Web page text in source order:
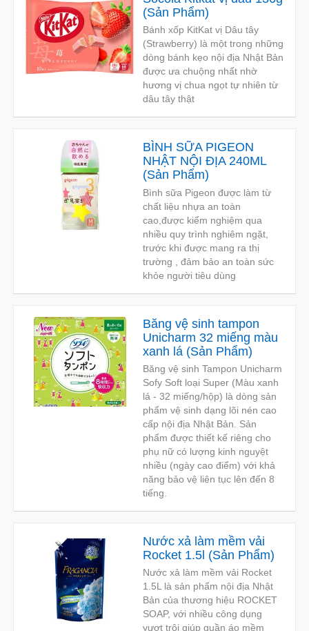
(Sản Phẩm)
Bánh xốp KitKat vị Dâu tây
(Strawberry) là một trong những
dòng bánh kẹo nội địa Nhật Bản
được ưa chuộng nhất nhờ
hương vị chua ngọt tự nhiên từ
dâu tây thật
BÌNH SỮA PIGEON
NHẬT NỘI ĐỊA 240ML
(Sản Phẩm)
Bình sữa Pigeon được làm từ
chất liệu nhựa an toàn
cao,được kiểm nghiệm qua
nhiều quy trình nghiêm ngặt,
trước khi được mang ra thị
trường , đảm bảo an toàn sức
khỏe người tiêu dùng
Băng vệ sinh tampon
Unicharm 32 miếng màu
xanh lá (Sản Phẩm)
Băng vệ sinh Tampon Unicharm
Sofy Soft loại Super (Màu xanh
lá - 32 miếng/hộp) là dòng sản
phẩm vệ sinh dạng lõi nén cao
cấp nội địa Nhật Bản. Sản
phẩm được thiết kế riêng cho
phụ nữ có lượng kinh nguyệt
nhiều (ngày cao điểm) với khả
năng bảo vệ liên tục lên đến 8
tiếng.
Nước xả làm mềm vải
Rocket 1.5l (Sản Phẩm)
Nước xả làm mềm vải Rocket
1.5L là sản phẩm nội địa Nhật
Bản của thương hiệu ROCKET
SOAP, với nhiều công dụng
vượt trội giúp quần áo mềm